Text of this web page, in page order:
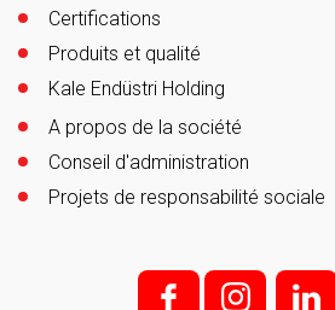
Certifications
Produits et qualité
Kale Endüstri Holding
A propos de la société
Conseil d'administration
Projets de responsabilité sociale
f; i; l